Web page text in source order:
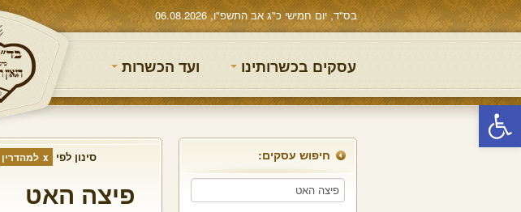
פתח סרגל נגישות
בס"ד, יום חמישי כ"ג אב התשפ"ו, 06.08.2026
עסקים בכשרותינו ועד הכשרות
חיפוש עסקים: סינון לפי למהדרין
פיצה האט